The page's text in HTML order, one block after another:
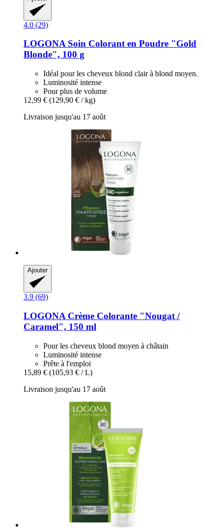
4.0 (29)
LOGONASoin Colorant en Poudre "Gold
Blonde", 100 g
Idéal pour les cheveux blond clair à blond moyen.
Luminosité intense
Pour plus de volume
12,99 € (129,90 € / kg)
Livraison jusqu'au 17 août
Ajouter
3.9 (69)
LOGONA Crème Colorante "Nougat /
Caramel", 150 ml
Pour les cheveux blond moyen à châtain
Luminosité intense
Prête à l'emploi
15,89 € (105,93 € / L)
Livraison jusqu'au 17 août